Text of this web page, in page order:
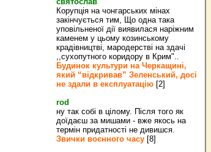
Корупція на чонгарських мінах
закінчується тим, Що одна така
уповільненої дії виявилася наріжним
каменем у цьому козинському
крадівництві, мародерстві на здачі
,,сухопутного коридору в Крим"..
Будинок культури на Черкащині,
який “відкривав” Зеленський, досі
не здали в експлуатацію [2]
rod
ну так собі в цілому. Після того як
доїдаєш за мишами - вже якось на
термін придатності не дивишся.
Звички воєнного часу [8]